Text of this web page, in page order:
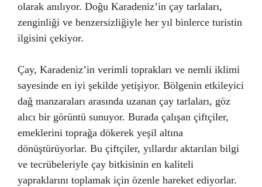
olarak anılıyor. Doğu Karadeniz’in çay tarlaları,
zenginliği ve benzersizliğiyle her yıl binlerce turistin
ilgisini çekiyor.
Çay, Karadeniz’in verimli toprakları ve nemli iklimi
sayesinde en iyi şekilde yetişiyor. Bölgenin etkileyici
dağ manzaraları arasında uzanan çay tarlaları, göz
alıcı bir görüntü sunuyor. Burada çalışan çiftçiler,
emeklerini toprağa dökerek yeşil altına
dönüştürüyorlar. Bu çiftçiler, yıllardır aktarılan bilgi
ve tecrübeleriyle çay bitkisinin en kaliteli
yapraklarını toplamak için özenle hareket ediyorlar.